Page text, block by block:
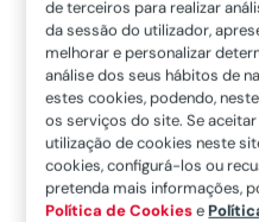
Morte
Invalidez Total e
Acidente
de terceiros para realizar
da sessão do utilizador,
melhorar e personalizar
análise dos seus hábitos de
estes cookies, podendo,
os serviços do site. Se
utilização de cookies neste
cookies, configurá-los ou
pretenda mais informações,
Política de Cookiese